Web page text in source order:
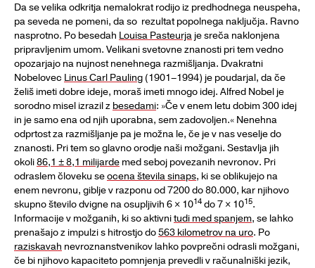
Da se velika odkritja nemalokrat rodijo iz predhodnega neuspeha,
pa seveda ne pomeni, da so rezultat popolnega naključja. Ravno
nasprotno. Po besedah Louisa Pasteurja je sreča naklonjena
pripravljenim umom. Velikani svetovne znanosti pri tem vedno
opozarjajo na nujnost nenehnega razmišljanja. Dvakratni
Nobelovec Linus Carl Pauling (1901–1994) je poudarjal, da če
želiš imeti dobre ideje, moraš imeti mnogo idej. Alfred Nobel je
sorodno misel izrazil z besedami: »Če v enem letu dobim 300 idej
in je samo ena od njih uporabna, sem zadovoljen.« Nenehna
odprtost za razmišljanje pa je možna le, če je v nas veselje do
znanosti. Pri tem so glavno orodje naši možgani. Sestavlja jih
okoli86,1 ± 8,1 milijarde med seboj povezanih nevronov. Pri
odraslem človeku seocena števila sinaps, ki se oblikujejo na
enem nevronu, giblje v razponu od 7200 do 80.000, kar njihovo
skupno število dvigne na osupljivih 6 × 1014do 7 × 1015.
Informacije v možganih, ki so aktivnitudi med spanjem, se lahko
prenašajo z impulzi s hitrostjo do563 kilometrov na uro. Po
raziskavah nevroznanstvenikov lahko povprečni odrasli možgani,
če bi njihovo kapaciteto pomnjenja prevedli v računalniški jezik,